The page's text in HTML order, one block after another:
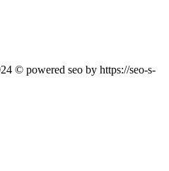
© powered seo by https://seo-s-